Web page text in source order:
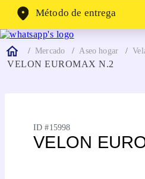
Método de entrega
Mercado Aseo hogar
VELON EUROMAX N.2
ID #15998
VELON